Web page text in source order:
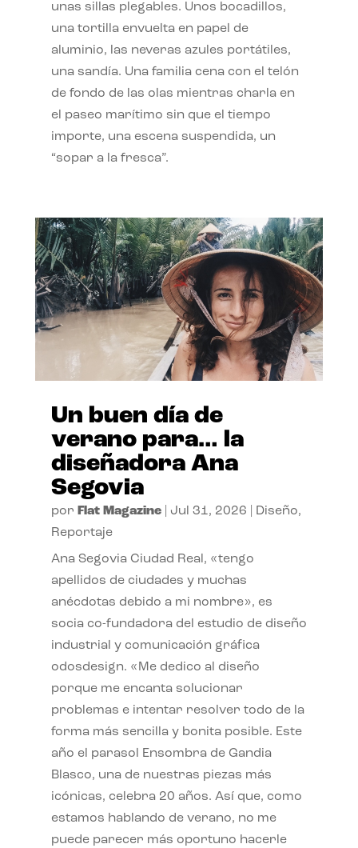
unas sillas plegables. Unos bocadillos,
una tortilla envuelta en papel de
aluminio, las neveras azules portátiles,
una sandía. Una familia cena con el telón
de fondo de las olas mientras charla en
el paseo marítimo sin que el tiempo
importe, una escena suspendida, un
“sopar a la fresca”.
Un buen día de
verano para… la
diseñadora Ana
Segovia
por Flat Magazine| Jul 31, 2026 Diseño,
Reportaje
Ana Segovia Ciudad Real, «tengo
apellidos de ciudades y muchas
anécdotas debido a mi nombre», es
socia co-fundadora del estudio de diseño
industrial y comunicación gráfica
odosdesign. «Me dedico al diseño
porque me encanta solucionar
problemas e intentar resolver todo de la
forma más sencilla y bonita posible. Este
año el parasol Ensombra de Gandia
Blasco, una de nuestras piezas más
icónicas, celebra 20 años. Así que, como
estamos hablando de verano, no me
puede parecer más oportuno hacerle